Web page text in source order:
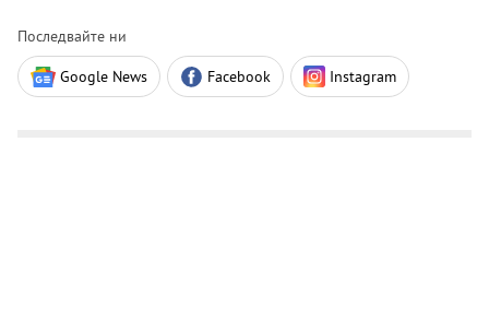
Последвайте ни
Google News Facebook Instagram